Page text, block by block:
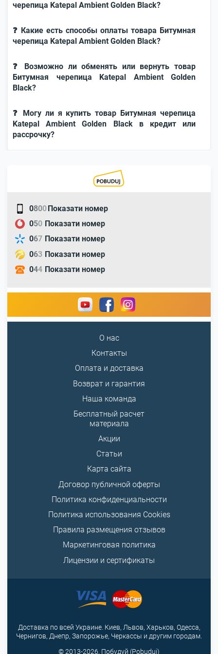
черепица Katepal Ambient Golden Black?
❓ Какие есть способы оплаты товара Битумная
черепица Katepal Ambient Golden Black?
❓ Возможно ли обменять или вернуть товар
Битумная черепица Katepal Ambient Golden
Black?
❓ Могу ли я купить товар Битумная черепица
Katepal Ambient Golden Black в кредит или
рассрочку?
0800Показати номер
050 Показати номер
067 Показати номер
063 Показати номер
044 Показати номер
О нас
Контакты
Оплата и доставка
Возврат и гарантия
Наша команда
Бесплатный расчет
материала
Акции
Статьи
Карта сайта
Договор публичной оферты
Политика конфиденциальности
Политика использования Cookies
Правила размещения отзывов
Маркетинговая политика
Лицензии и сертификаты
© 2013-2026, Побудуй (Pobuduj)
Доставка по всей Украине. Киев, Львов, Харьков, Одесса,
Чернигов, Днепр, Запорожье, Черкассы и другим городам.